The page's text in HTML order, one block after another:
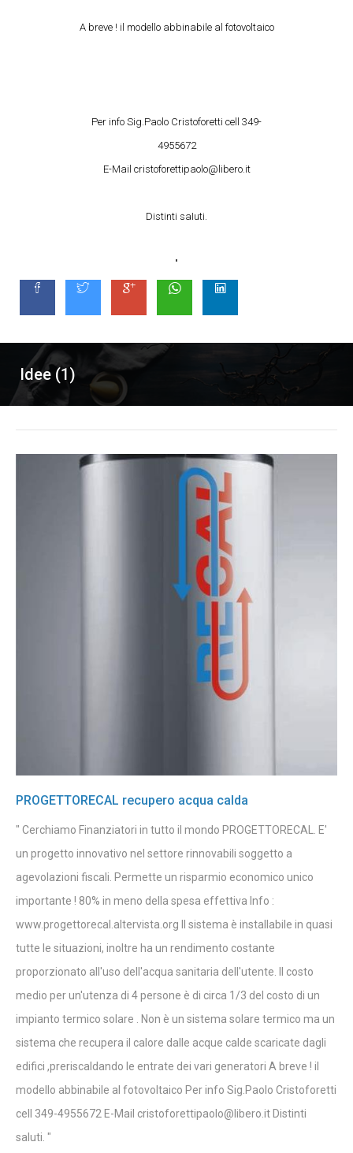
A breve ! il modello abbinabile al fotovoltaico
Per info Sig.Paolo Cristoforetti cell 349-
4955672
E-Mail cristoforettipaolo@libero.it
Distinti saIuti.
"
Idee (1)
PROGETTORECAL recupero acqua calda
" Cerchiamo Finanziatori in tutto il mondo PROGETTORECAL. E'
un progetto innovativo nel settore rinnovabili soggetto a
agevolazioni fiscali. Permette un risparmio economico unico
importante ! 80% in meno della spesa effettiva Info :
www.progettorecal.altervista.org Il sistema è installabile in quasi
tutte le situazioni, inoltre ha un rendimento costante
proporzionato all'uso dell'acqua sanitaria dell'utente. Il costo
medio per un'utenza di 4 persone è di circa 1/3 del costo di un
impianto termico solare . Non è un sistema solare termico ma un
sistema che recupera il calore dalle acque calde scaricate dagli
edifici ,preriscaldando le entrate dei vari generatori A breve ! il
modello abbinabile al fotovoltaico Per info Sig.Paolo Cristoforetti
cell 349-4955672 E-Mail cristoforettipaolo@libero.it Distinti
saIuti. "